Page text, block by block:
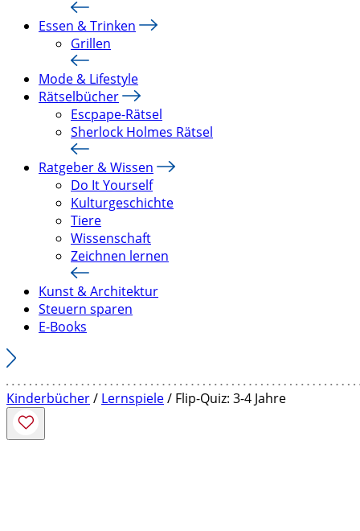
Essen & Trinken
Grillen
Mode & Lifestyle
Rätselbücher
Escpape-Rätsel
Sherlock Holmes Rätsel
Ratgeber & Wissen
Do It Yourself
Kulturgeschichte
Tiere
Wissenschaft
Zeichnen lernen
Kunst & Architektur
Steuern sparen
E-Books
Kinderbücher/ Lernspiele/ Flip-Quiz: 3-4 Jahre